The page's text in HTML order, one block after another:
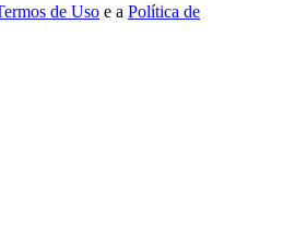
de Uso e a Política de